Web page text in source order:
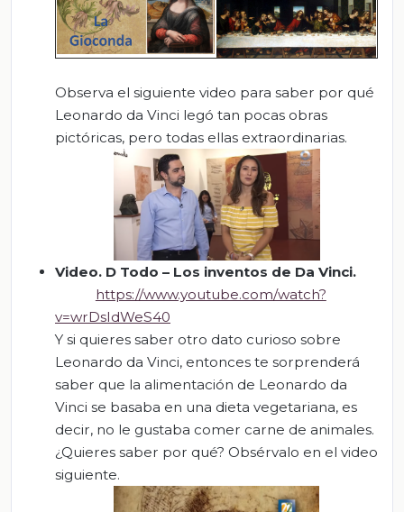
Observa el siguiente video para saber por qué
Leonardo da Vinci legó tan pocas obras
pictóricas, pero todas ellas extraordinarias.
Video. D Todo – Los inventos de Da Vinci.
https://www.youtube.com/watch?
v=wrDsIdWeS40
Y si quieres saber otro dato curioso sobre
Leonardo da Vinci, entonces te sorprenderá
saber que la alimentación de Leonardo da
Vinci se basaba en una dieta vegetariana, es
decir, no le gustaba comer carne de animales.
¿Quieres saber por qué? Obsérvalo en el video
siguiente.